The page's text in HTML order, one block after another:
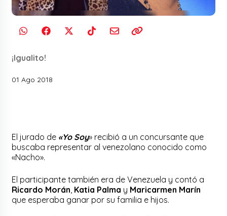
¡Igualito!
01 Ago 2018
El jurado de «Yo Soy» recibió a un concursante que
buscaba representar al venezolano conocido como
«Nacho».
El participante también era de Venezuela y contó a
Ricardo Morán Katia Palma y Maricarmen Marín
que esperaba ganar por su familia e hijos.